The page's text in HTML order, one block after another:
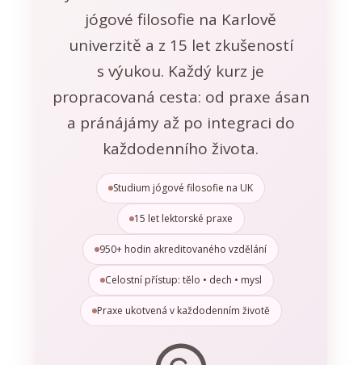
jógové filosofie na Karlově
univerzitě a z 15 let zkušeností
s výukou. Každý kurz je
propracovaná cesta: od praxe ásan
a pránájámy až po integraci do
každodenního života.
Studium jógové filosofie na UK
15 let lektorské praxe
950+ hodin akreditovaného vzdělání
Celostní přístup: tělo • dech • mysl
Praxe ukotvená v každodenním životě